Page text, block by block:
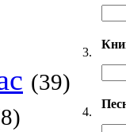
(39)
3.
4.